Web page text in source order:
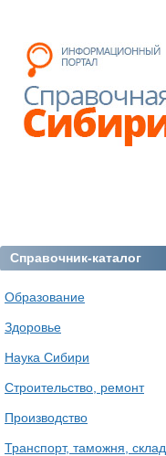
Справочник-каталог
Образование
Здоровье
Наука Сибири
Строительство, ремонт
Производство
Транспорт, таможня, склад